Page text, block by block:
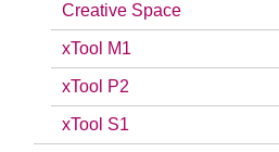
Creative Space
xTool M1
xTool P2
xTool S1